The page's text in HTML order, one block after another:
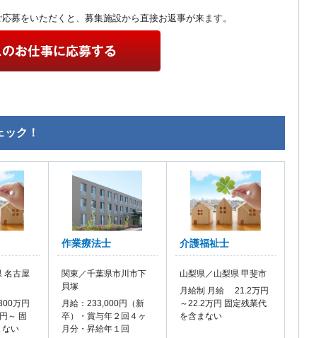
募をいただくと、募集施設から直接お返事が来ます。
ク！
名古屋
万円
～ 固
ない
作業療法士
関東／千葉県市川市下
貝塚
月給：233,000円（新
卒）・賞与年２回４ヶ
月分・昇給年１回
介護福祉士
山梨県／山梨県 甲斐市
月給制 月給 21.2万円
～22.2万円 固定残業代
を含まない